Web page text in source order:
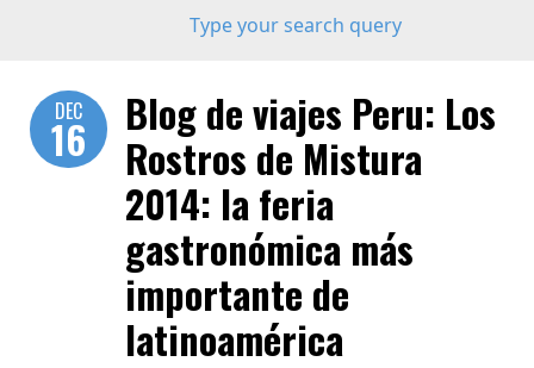
DEC
16
Blog de viajes Peru: Los
Rostros de Mistura
2014: la feria
gastronómica más
importante de
latinoamérica